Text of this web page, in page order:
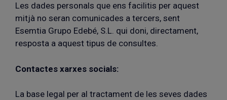
Les dades personals que ens facilitis per aquest
mitjà no seran comunicades a tercers, sent
Esemtia Grupo Edebé, S.L. qui doni, directament,
resposta a aquest tipus de consultes.
Contactes xarxes socials:
La base legal per al tractament de les seves dades